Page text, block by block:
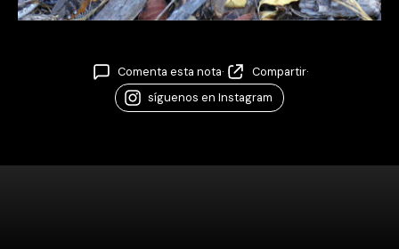
Comenta esta nota· Compartir·
síguenos en Instagram